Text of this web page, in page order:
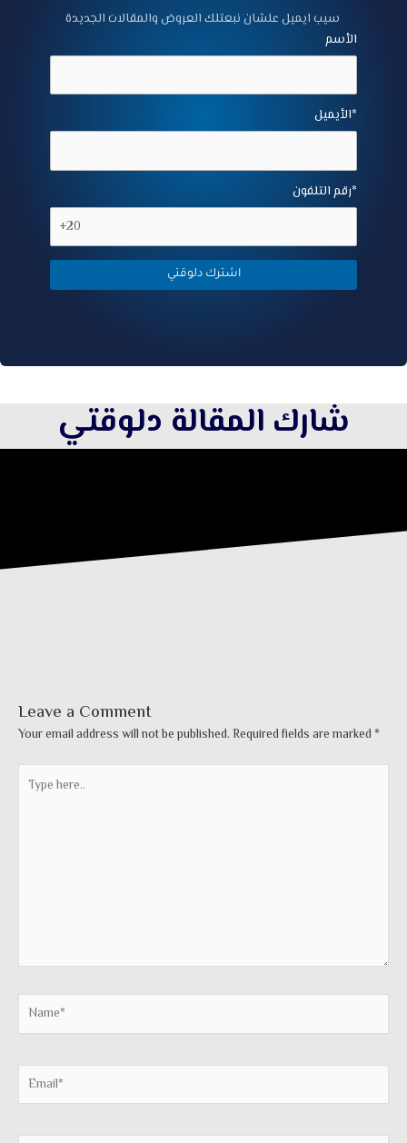
الأسم
الأيميل*
رقم التلفون*
شارك المقالة دلوقتي
Leave a Comment
Your email address will not be published.Required fields are marked*
here..
Name*
Email*